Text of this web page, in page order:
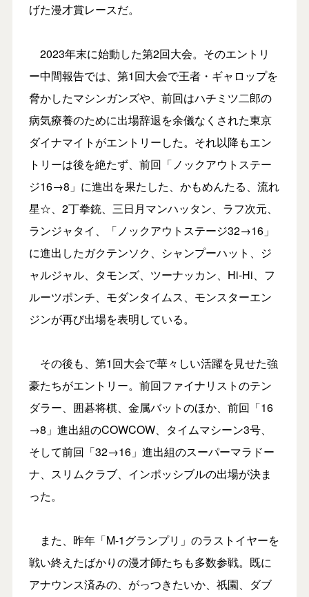
げた漫才賞レースだ。
2023年末に始動した第2回大会。そのエントリ
ー中間報告では、第1回大会で王者・ギャロップを
脅かしたマシンガンズや、前回はハチミツ二郎の
病気療養のために出場辞退を余儀なくされた東京
ダイナマイトがエントリーした。それ以降もエン
トリーは後を絶たず、前回「ノックアウトステー
ジ16→8」に進出を果たした、かもめんたる、流れ
星☆、2丁拳銃、三日月マンハッタン、ラフ次元、
ランジャタイ、「ノックアウトステージ32→16」
に進出したガクテンソク、シャンプーハット、ジ
ャルジャル、タモンズ、ツーナッカン、Hi-Hi、フ
ルーツポンチ、モダンタイムス、モンスターエン
ジンが再び出場を表明している。
その後も、第1回大会で華々しい活躍を見せた強
豪たちがエントリー。前回ファイナリストのテン
ダラー、囲碁将棋、金属バットのほか、前回「16
→8」進出組のCOWCOW、タイムマシーン3号、
そして前回「32→16」進出組のスーパーマラドー
ナ、スリムクラブ、インポッシブルの出場が決ま
った。
また、昨年「M-1グランプリ」のラストイヤーを
戦い終えたばかりの漫才師たちも多数参戦。既に
アナウンス済みの、がっつきたいか、祇園、ダブ